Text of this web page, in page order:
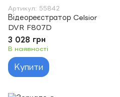
Артикул: 55842
Відеореєстратор Celsior
DVR F807D
3 028 грн
В наявності
Купити